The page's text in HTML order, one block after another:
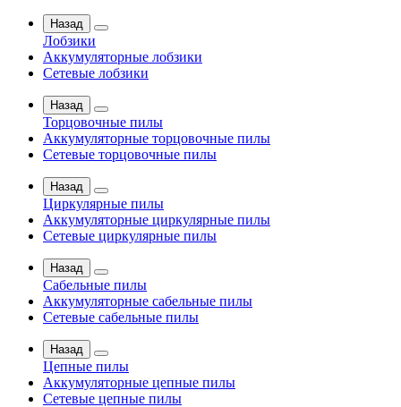
Назад
Лобзики
Аккумуляторные лобзики
Сетевые лобзики
Назад
Торцовочные пилы
Аккумуляторные торцовочные пилы
Сетевые торцовочные пилы
Назад
Циркулярные пилы
Аккумуляторные циркулярные пилы
Сетевые циркулярные пилы
Назад
Сабельные пилы
Аккумуляторные сабельные пилы
Сетевые сабельные пилы
Назад
Цепные пилы
Аккумуляторные цепные пилы
Сетевые цепные пилы